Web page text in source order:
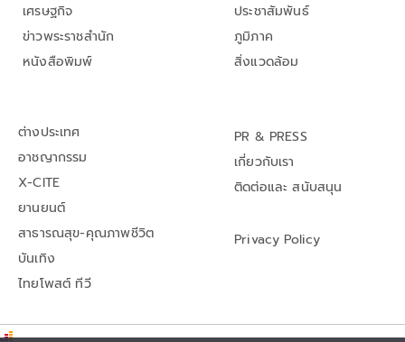
เศรษฐกิจ
ข่าวพระราชสำนัก
หนังสือพิมพ์
ประชาสัมพันธ์
ภูมิภาค
สิ่งแวดล้อม
ต่างประเทศ
อาชญากรรม
X-CITE
ยานยนต์
สาธารณสุข-คุณภาพชีวิต
บันเทิง
ไทยโพสต์ ทีวี
PR & PRESS
เกี่ยวกับเรา
ติดต่อและ สนับสนุน
Privacy Policy